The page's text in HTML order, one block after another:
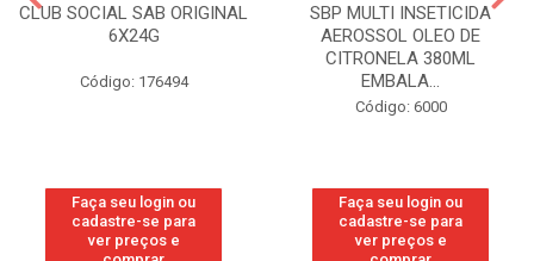
CLUB SOCIAL SAB ORIGINAL
6X24G
Código: 176494
Faça seu login ou
cadastre-se para
ver preços e
SBP MULTI INSETICIDA
AEROSSOL OLEO DE
CITRONELA 380ML
EMBALA...
Código: 6000
Faça seu login ou
cadastre-se para
ver preços e